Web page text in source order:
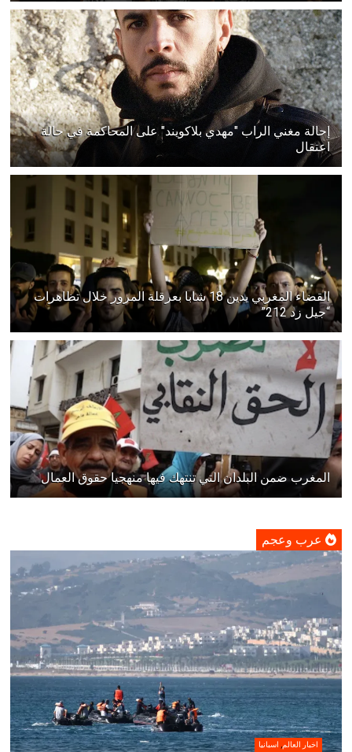
إحالة مغني الراب "مهدي بلاكويند" على المحاكمة في حالة
اعتقال
القضاء المغربي يدين 18 شابا بعرقلة المرور خلال تظاهرات
“جيل زد 212”
المغرب ضمن البلدان التي تنتهك فيها منهجيا حقوق العمال
عرب وعجم
اخبار العالم اسبانيا